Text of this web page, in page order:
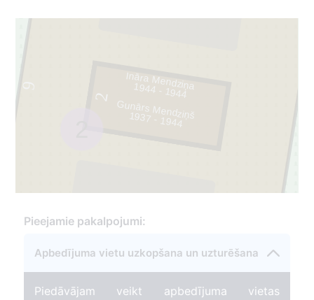
9
1
2
Ināra Mendziņa
1944 - 1944
Gunārs Mendziņš
1937 - 1944
Pieejamie pakalpojumi:
Apbedījuma vietu uzkopšana un uzturēšana
Piedāvājam veikt apbedījuma vietas